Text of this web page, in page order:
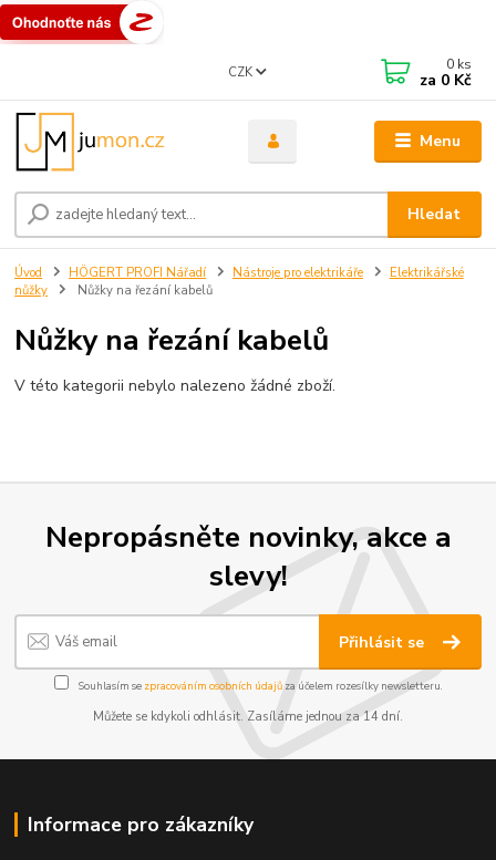
Menu
CZK
Hledat
0 ks
za 0 Kč
Úvod HÖGERT PROFI Nářadí Nástroje pro elektrikáře
Elektrikářské
nůžky
Nůžky na řezání kabelů
Nůžky na řezání kabelů
V této kategorii nebylo nalezeno žádné zboží.
Nepropásněte novinky, akce a
slevy!
Přihlásit se
Souhlasím se zpracováním osobních údajůza účelem rozesílky newsletteru.
Můžete se kdykoli odhlásit. Zasíláme jednou za 14 dní.
Informace pro zákazníky